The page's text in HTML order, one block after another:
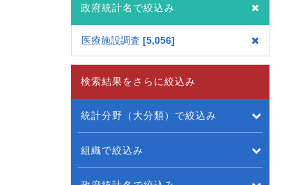
政府統計名で絞込み
医療施設調査 5,056
検索結果をさらに絞込み
統計分野（大分類）で絞込み
組織で絞込み